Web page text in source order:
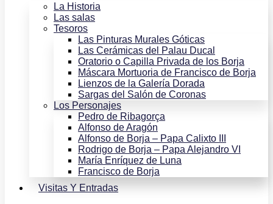
La Historia
Las salas
Tesoros
Las Pinturas Murales Góticas
Las Cerámicas del Palau Ducal
Oratorio o Capilla Privada de los Borja
Máscara Mortuoria de Francisco de Borja
Lienzos de la Galería Dorada
Sargas del Salón de Coronas
Los Personajes
Pedro de Ribagorça
Alfonso de Aragón
Alfonso de Borja – Papa Calixto III
Rodrigo de Borja – Papa Alejandro VI
María Enríquez de Luna
Francisco de Borja
Visitas Y Entradas